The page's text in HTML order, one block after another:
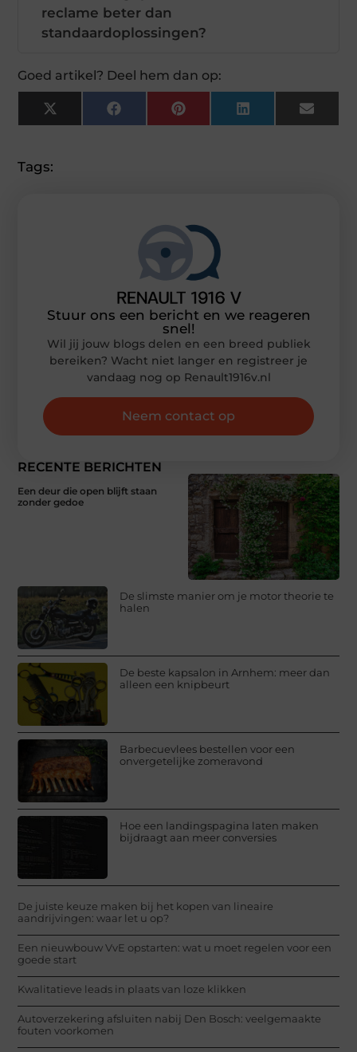
reclame beter dan
standaardoplossingen?
Goed artikel? Deel hem dan op:
X
(Twitter)
FacebookPinterestLinkedInEmail
Tags:
RECENTE BERICHTEN
Een deur die open blijft staan
zonder gedoe
De slimste manier om je motor theorie te
halen
De beste kapsalon in Arnhem: meer dan
alleen een knipbeurt
Barbecuevlees bestellen voor een
onvergetelijke zomeravond
Hoe een landingspagina laten maken
bijdraagt aan meer conversies
De juiste keuze maken bij het kopen van lineaire
aandrijvingen: waar let u op?
Een nieuwbouw VvE opstarten: wat u moet regelen voor een
goede start
Kwalitatieve leads in plaats van loze klikken
Autoverzekering afsluiten nabij Den Bosch: veelgemaakte
fouten voorkomen
Stuur ons een bericht en we reageren
snel!
Wil jij jouw blogs delen en een breed publiek
bereiken? Wacht niet langer en registreer je
vandaag nog op Renault1916v.nl
Neem contact op